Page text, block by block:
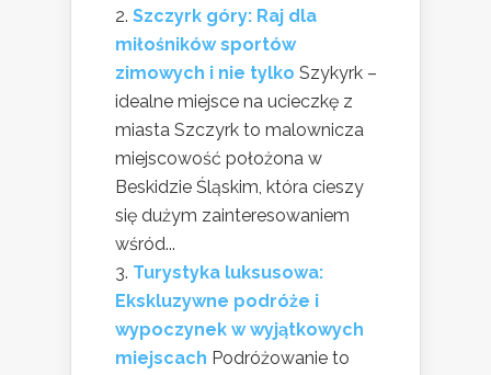
Szczyrk góry: Raj dla
miłośników sportów
zimowych i nie tylko Szykyrk –
idealne miejsce na ucieczkę z
miasta Szczyrk to malownicza
miejscowość położona w
Beskidzie Śląskim, która cieszy
się dużym zainteresowaniem
wśród...
Turystyka luksusowa:
Ekskluzywne podróże i
wypoczynek w wyjątkowych
miejscach Podróżowanie to